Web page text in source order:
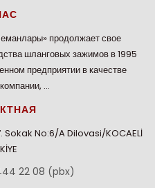
продолжает свое
шланговых зажимов в 1995
предприятии в качестве
…
No:6/A Dilovasi/KOCAELİ
22 08 (pbx)